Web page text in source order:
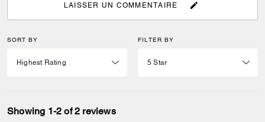
LAISSER UN COMMENTAIRE
SORT BY FILTER BY
Showing 1-2 of 2 reviews